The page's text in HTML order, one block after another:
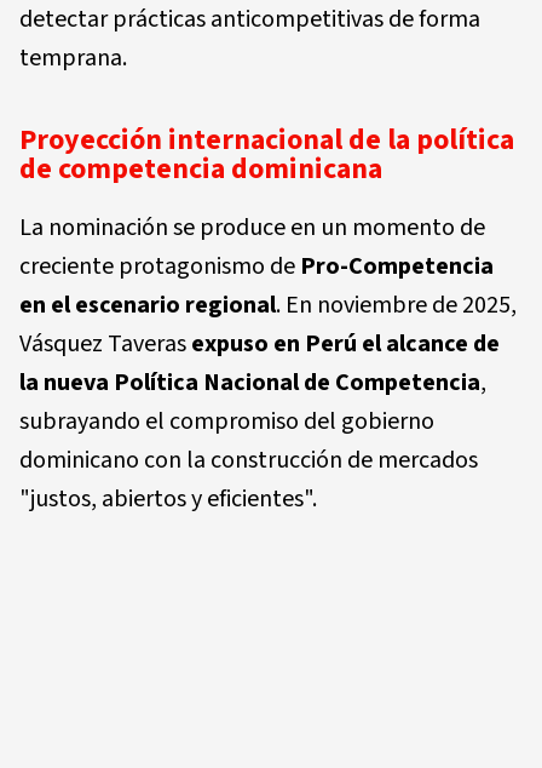
detectar prácticas anticompetitivas de forma
temprana.
Proyección internacional de la política
de competencia dominicana
La nominación se produce en un momento de
creciente protagonismo de Pro-Competencia
en el escenario regional. En noviembre de 2025,
Vásquez Taverasexpuso en Perú el alcance de
la nueva Política Nacional de Competencia,
subrayando el compromiso del gobierno
dominicano con la construcción de mercados
"justos, abiertos y eficientes".